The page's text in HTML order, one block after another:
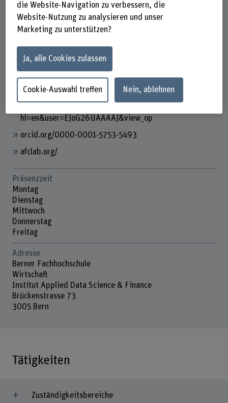
Kontakt
+41 31 848 60 97
www.bfh.ch/de/meike-ramon
Links
hl=en&user=EJoG26UAAAAJ&view_op
orcid.org/0000-0001-5753-5493
afclab.org/
Präsenzzeit
Montag
Dienstag
Mittwoch
Donnerstag
Freitag
Adresse
Berner Fachhochschule
Wirtschaft
Institut Applied Data Science & Finance
Brückenstrasse 73
3005 Bern
Tätigkeiten
Zuständigkeitsbereiche
die Website-Navigation zu verbessern, die
Website-Nutzung zu analysieren und unser
Marketing zu unterstützen?
Ja, alle Cookies zulassen
Cookie-Auswahl treffen Nein, ablehnen